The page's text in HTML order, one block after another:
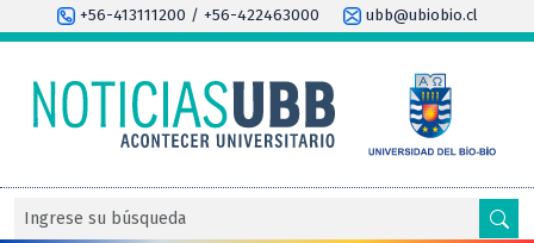
+56-413111200 / +56-422463000 ubb@ubiobio.cl